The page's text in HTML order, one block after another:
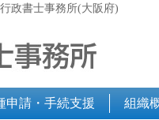
政書士事務所(大阪府)
申請・手続支援 組織